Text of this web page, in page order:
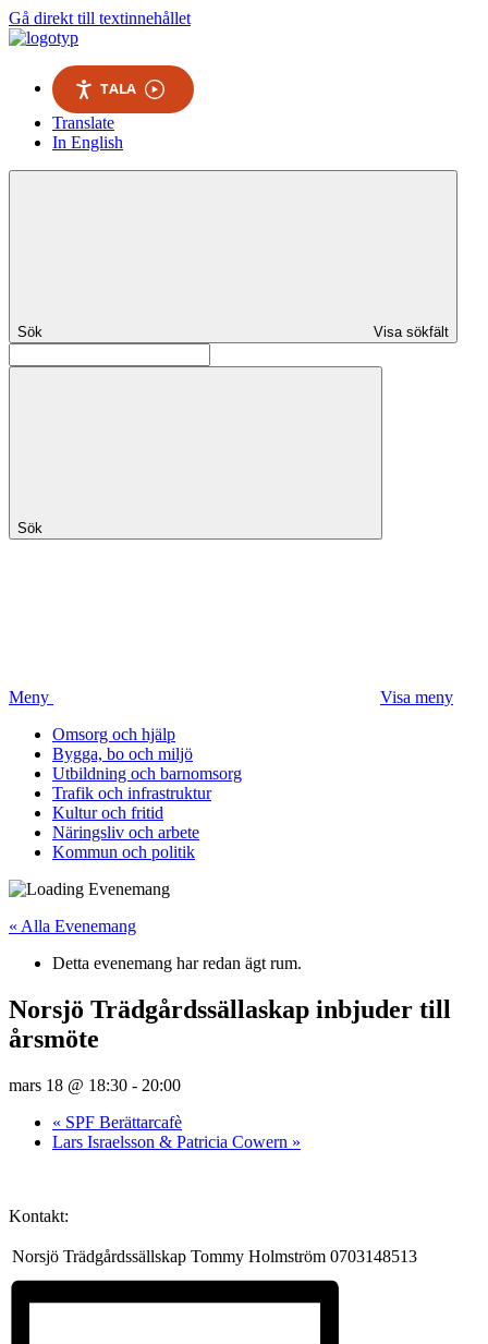
Gå direkt till textinnehållet
TALA
Translate
In English
Sök Visa sökfält
Sök
Meny
Visa meny
Omsorg och hjälp
Bygga, bo och miljö
Utbildning och barnomsorg
Trafik och infrastruktur
Kultur och fritid
Näringsliv och arbete
Kommun och politik
« Alla Evenemang
Detta evenemang har redan ägt rum.
Norsjö Trädgårdssällaskap inbjuder till
årsmöte
mars 18 @ 18:30 - 20:00
« SPF Berättarcafè
Lars Israelsson & Patricia Cowern »
Kontakt:
Norsjö Trädgårdssällskap Tommy Holmström 0703148513